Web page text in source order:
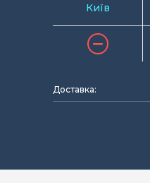
Київ
Доставка: